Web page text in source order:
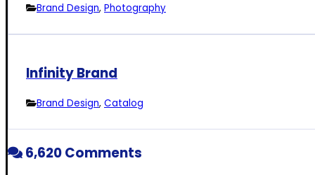
Brand Design, Photography
Infinity Brand
Brand Design, Catalog
6,620 Comments